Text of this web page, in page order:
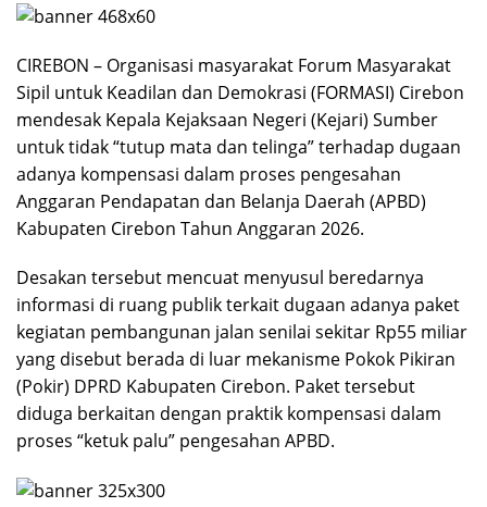
CIREBON – Organisasi masyarakat Forum Masyarakat
Sipil untuk Keadilan dan Demokrasi (FORMASI) Cirebon
mendesak Kepala Kejaksaan Negeri (Kejari) Sumber
untuk tidak “tutup mata dan telinga” terhadap dugaan
adanya kompensasi dalam proses pengesahan
Anggaran Pendapatan dan Belanja Daerah (APBD)
Kabupaten Cirebon Tahun Anggaran 2026.
Desakan tersebut mencuat menyusul beredarnya
informasi di ruang publik terkait dugaan adanya paket
kegiatan pembangunan jalan senilai sekitar Rp55 miliar
yang disebut berada di luar mekanisme Pokok Pikiran
(Pokir) DPRD Kabupaten Cirebon. Paket tersebut
diduga berkaitan dengan praktik kompensasi dalam
proses “ketuk palu” pengesahan APBD.